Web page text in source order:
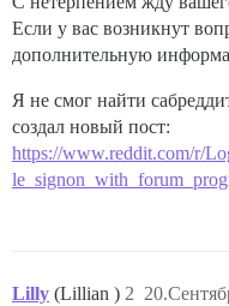
Если у вас возникнут
дополнительную
Я не смог найти
создал новый пост:
https://www.reddit.com/r/
Lilly (Lillian ) 2